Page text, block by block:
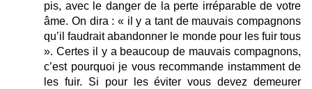
pis, avec le danger de la perte irréparable de votre
âme. On dira : « il y a tant de mauvais compagnons
qu’il faudrait abandonner le monde pour les fuir tous
». Certes il y a beaucoup de mauvais compagnons,
c’est pourquoi je vous recommande instamment de
les fuir. Si pour les éviter vous devez demeurer